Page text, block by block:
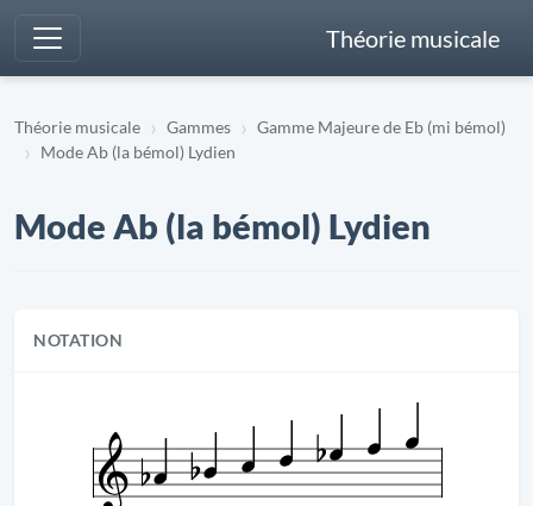
Théorie musicale
Théorie musicale Gammes
Gamme Majeure de Eb (mi bémol)
Mode Ab (la bémol) Lydien
Mode Ab (la bémol) Lydien
NOTATION